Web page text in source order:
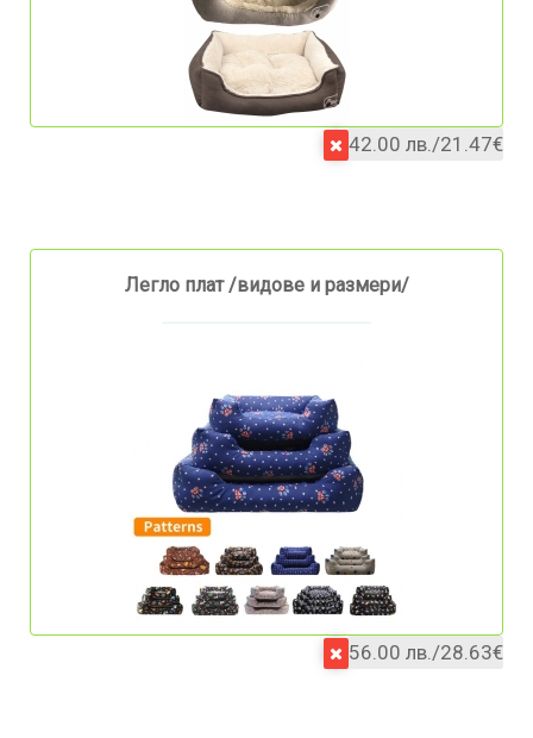
42.00 лв./21.47€
Легло плат /видове и размери/
56.00 лв./28.63€